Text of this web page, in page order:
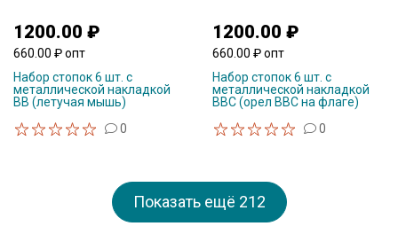
1200.00 ₽
660.00 ₽ опт
Набор стопок 6 шт. с
металлической накладкой
ВВ (летучая мышь)
0
1200.00 ₽
660.00 ₽ опт
Набор стопок 6 шт. с
металлической накладкой
ВВС (орел ВВС на флаге)
0
Показать ещё 212